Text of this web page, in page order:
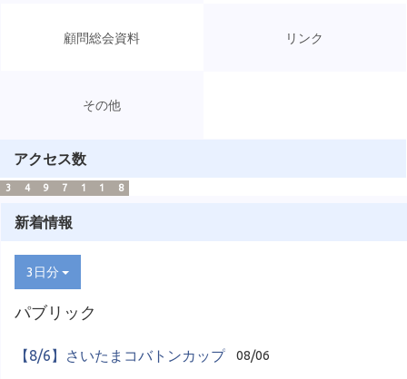
顧問総会資料 リンク
その他
アクセス数
3 4 9 7 1 1 8
新着情報
3日分
パブリック
【8/6】さいたまコバトンカップ 08/06